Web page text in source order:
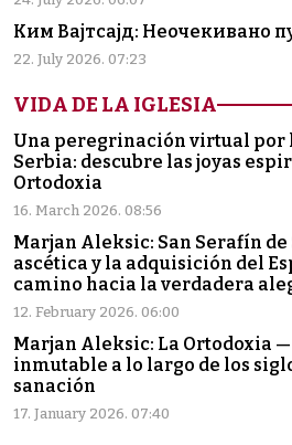
Ким Вајтсајд: Неочекивано
22. July 2026. 07:23
VIDA DE LA IGLESIA
Una peregrinación virtual por
Serbia: descubre las joyas
Ortodoxia
16. March 2026. 08:56
Marjan Aleksic: San Serafín de
ascética y la adquisición del
camino hacia la verdadera
12. February 2026. 06:00
Marjan Aleksic: La Ortodoxia
inmutable a lo largo de los
sanación
17. January 2026. 07:40